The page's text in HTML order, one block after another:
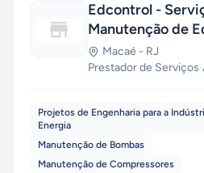
Edcontrol -
Manutenção de
Macaé - RJ
Prestador de Serviços·
Projetos de Engenharia para a
Energia
Manutenção de Bombas
Manutenção de Compressores